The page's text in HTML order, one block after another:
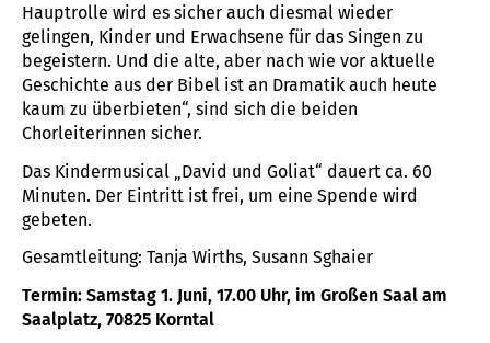
Hauptrolle wird es sicher auch diesmal wieder
gelingen, Kinder und Erwachsene für das Singen zu
begeistern. Und die alte, aber nach wie vor aktuelle
Geschichte aus der Bibel ist an Dramatik auch heute
kaum zu überbieten“, sind sich die beiden
Chorleiterinnen sicher.
Das Kindermusical „David und Goliat“ dauert ca. 60
Minuten. Der Eintritt ist frei, um eine Spende wird
gebeten.
Gesamtleitung: Tanja Wirths, Susann Sghaier
Termin: Samstag 1. Juni, 17.00 Uhr, im Großen Saal am
Saalplatz, 70825 Korntal